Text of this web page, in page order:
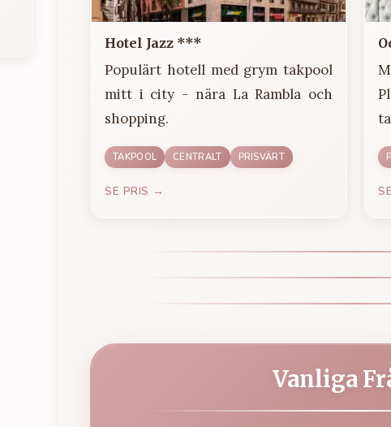
Hotel Jazz ***
Populärt hotell med grym takpool
mitt i city - nära La Rambla och
shopping.
TAKPOOL CENTRALT PRISVÄRT
SE PRIS →
Vanliga